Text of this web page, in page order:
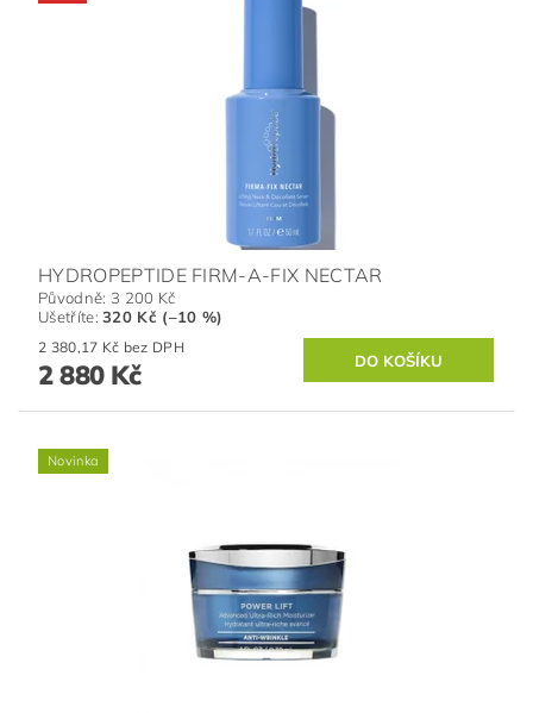
HYDROPEPTIDE FIRM-A-FIX NECTAR
Původně: 3 200 Kč
Ušetříte:320 Kč (–10 %)
2 380,17 Kč bez DPH
2 880 Kč
Novinka